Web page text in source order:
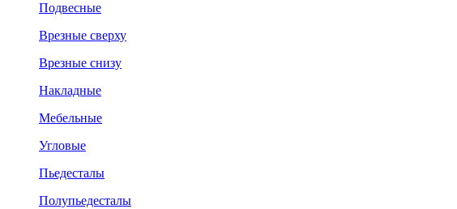
Подвесные
Врезные сверху
Врезные снизу
Накладные
Мебельные
Угловые
Пьедесталы
Полупьедесталы